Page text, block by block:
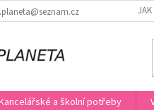
a školní potřeby